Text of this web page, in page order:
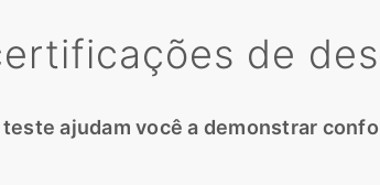
de
ajudam você a demonstrar